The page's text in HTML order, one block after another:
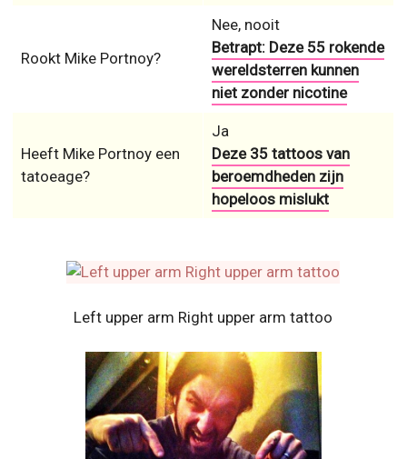
Rookt Mike Portnoy?
Nee, nooit
Betrapt: Deze 55 rokende
wereldsterren kunnen
niet zonder nicotine
Heeft Mike Portnoy een
tatoeage?
Ja
Deze 35 tattoos van
beroemdheden zijn
hopeloos mislukt
Left upper arm Right upper arm tattoo